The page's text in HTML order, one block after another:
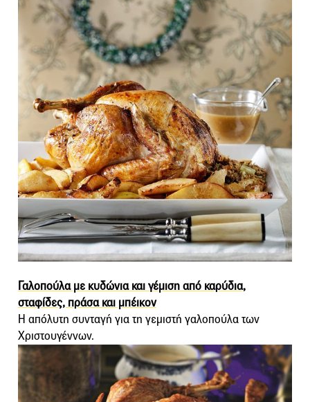
Γαλοπούλα με κυδώνια και γέμιση από καρύδια,
σταφίδες, πράσα και μπέικον
Η απόλυτη συνταγή για τη γεμιστή γαλοπούλα των
Χριστουγέννων.